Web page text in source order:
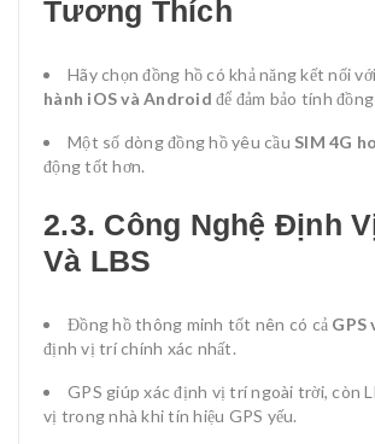
Tương Thích
Hãy chọn đồng hồ có khả năng kết nối với
hành iOS và Android để đảm bảo tính
Một số dòng đồng hồ yêu cầu SIM 4G
động tốt hơn.
2.3. Công Nghệ Định
Và LBS
Đồng hồ thông minh tốt nên có cả GPS
định vị trí chính xác nhất.
GPS giúp xác định vị trí ngoài trời, còn
vị trong nhà khi tín hiệu GPS yếu.